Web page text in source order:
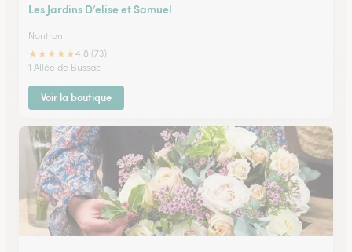
Les Jardins D’elise et Samuel
Nontron
★★★★★4.8 (73)
1 Allée de Bussac
Voir la boutique